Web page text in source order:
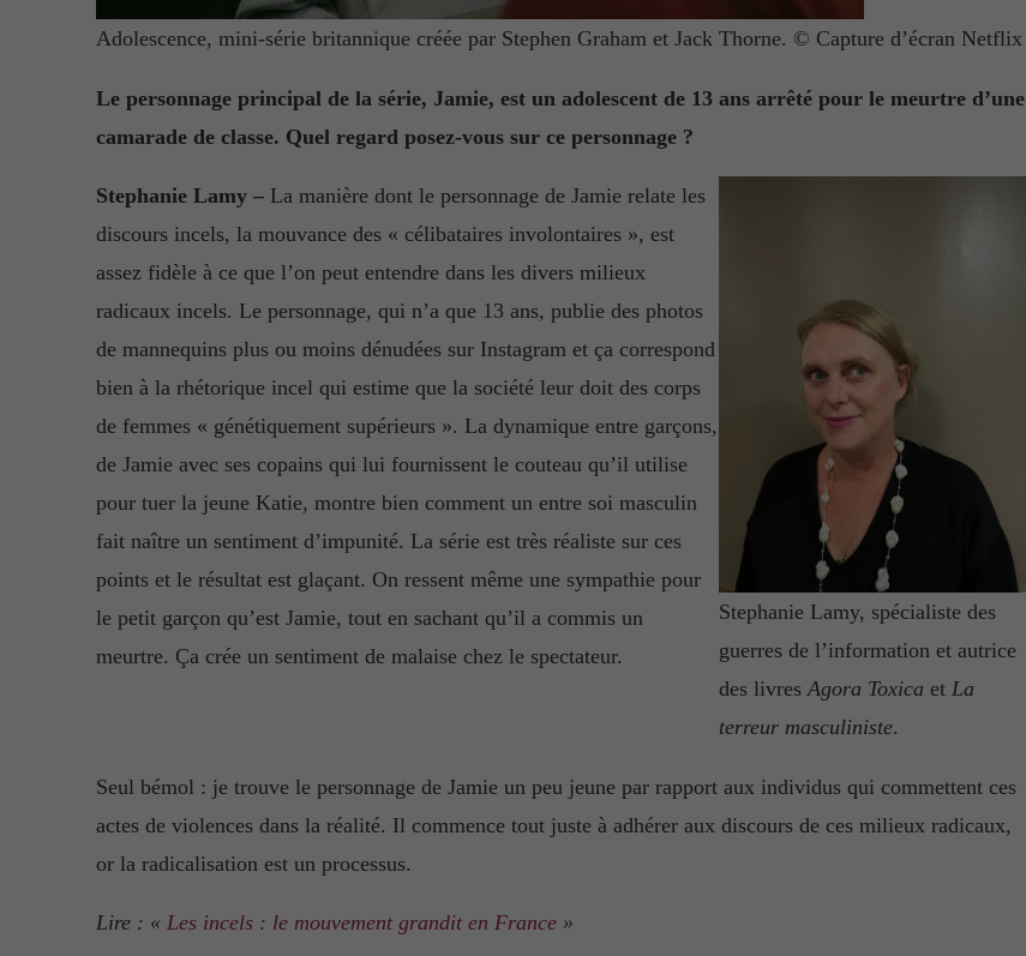
Adolescence, mini-série britannique créée par Stephen Graham et Jack Thorne. © Capture d’écran Netflix
Le personnage principal de la série, Jamie, est un adolescent de 13 ans arrêté pour le meurtre d’une
camarade de classe. Quel regard posez-vous sur ce personnage ?
Stephanie Lamy – La manière dont le personnage de Jamie relate les
discours incels, la mouvance des « célibataires involontaires », est
assez fidèle à ce que l’on peut entendre dans les divers milieux
radicaux incels. Le personnage, qui n’a que 13 ans, publie des photos
de mannequins plus ou moins dénudées sur Instagram et ça correspond
bien à la rhétorique incel qui estime que la société leur doit des corps
de femmes « génétiquement supérieurs ». La dynamique entre garçons,
de Jamie avec ses copains qui lui fournissent le couteau qu’il utilise
pour tuer la jeune Katie, montre bien comment un entre soi masculin
fait naître un sentiment d’impunité. La série est très réaliste sur ces
points et le résultat est glaçant. On ressent même une sympathie pour
le petit garçon qu’est Jamie, tout en sachant qu’il a commis un
meurtre. Ça crée un sentiment de malaise chez le spectateur.
Stephanie Lamy, spécialiste des
guerres de l’information et autrice
des livresAgora Toxica et La
terreur masculiniste.
Seul bémol : je trouve le personnage de Jamie un peu jeune par rapport aux individus qui commettent ces
actes de violences dans la réalité. Il commence tout juste à adhérer aux discours de ces milieux radicaux,
or la radicalisation est un processus.
Lire : « Les incels : le mouvement grandit en France»